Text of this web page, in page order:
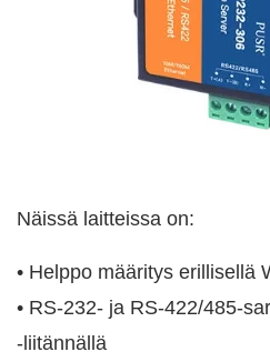
Näissä laitteissa on:
• Helppo määritys erillisellä
• RS-232- ja RS-422/485-
-liitännällä